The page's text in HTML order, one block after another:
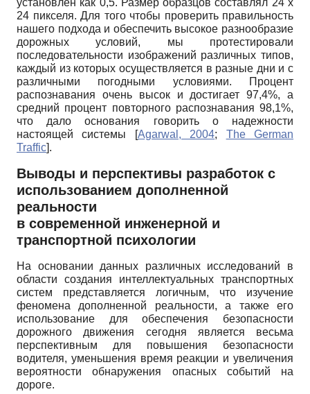
24 пикселя. Для того чтобы проверить правильность
нашего подхода и обеспечить высокое разнообразие
дорожных условий, мы протестировали
последовательности изображений различных типов,
каждый из которых осуществляется в разные дни и с
различными погодными условиями. Процент
распознавания очень высок и достигает 97,4%, а
средний процент повторного распознавания 98,1%,
что дало основания говорить о надежности
настоящей системы
[Agarwal, 2004; The German
Traffic].
Выводы и перспективы разработок с
использованием дополненной
реальности
в современной инженерной и
транспортной психологии
На основании данных различных исследований в
области создания интеллектуальных транспортных
систем представляется логичным, что изучение
феномена дополненной реальности, а также его
использование для обеспечения безопасности
дорожного движения сегодня является весьма
перспективным для повышения безопасности
водителя, уменьшения время реакции и увеличения
вероятности обнаружения опасных событий на
дороге.